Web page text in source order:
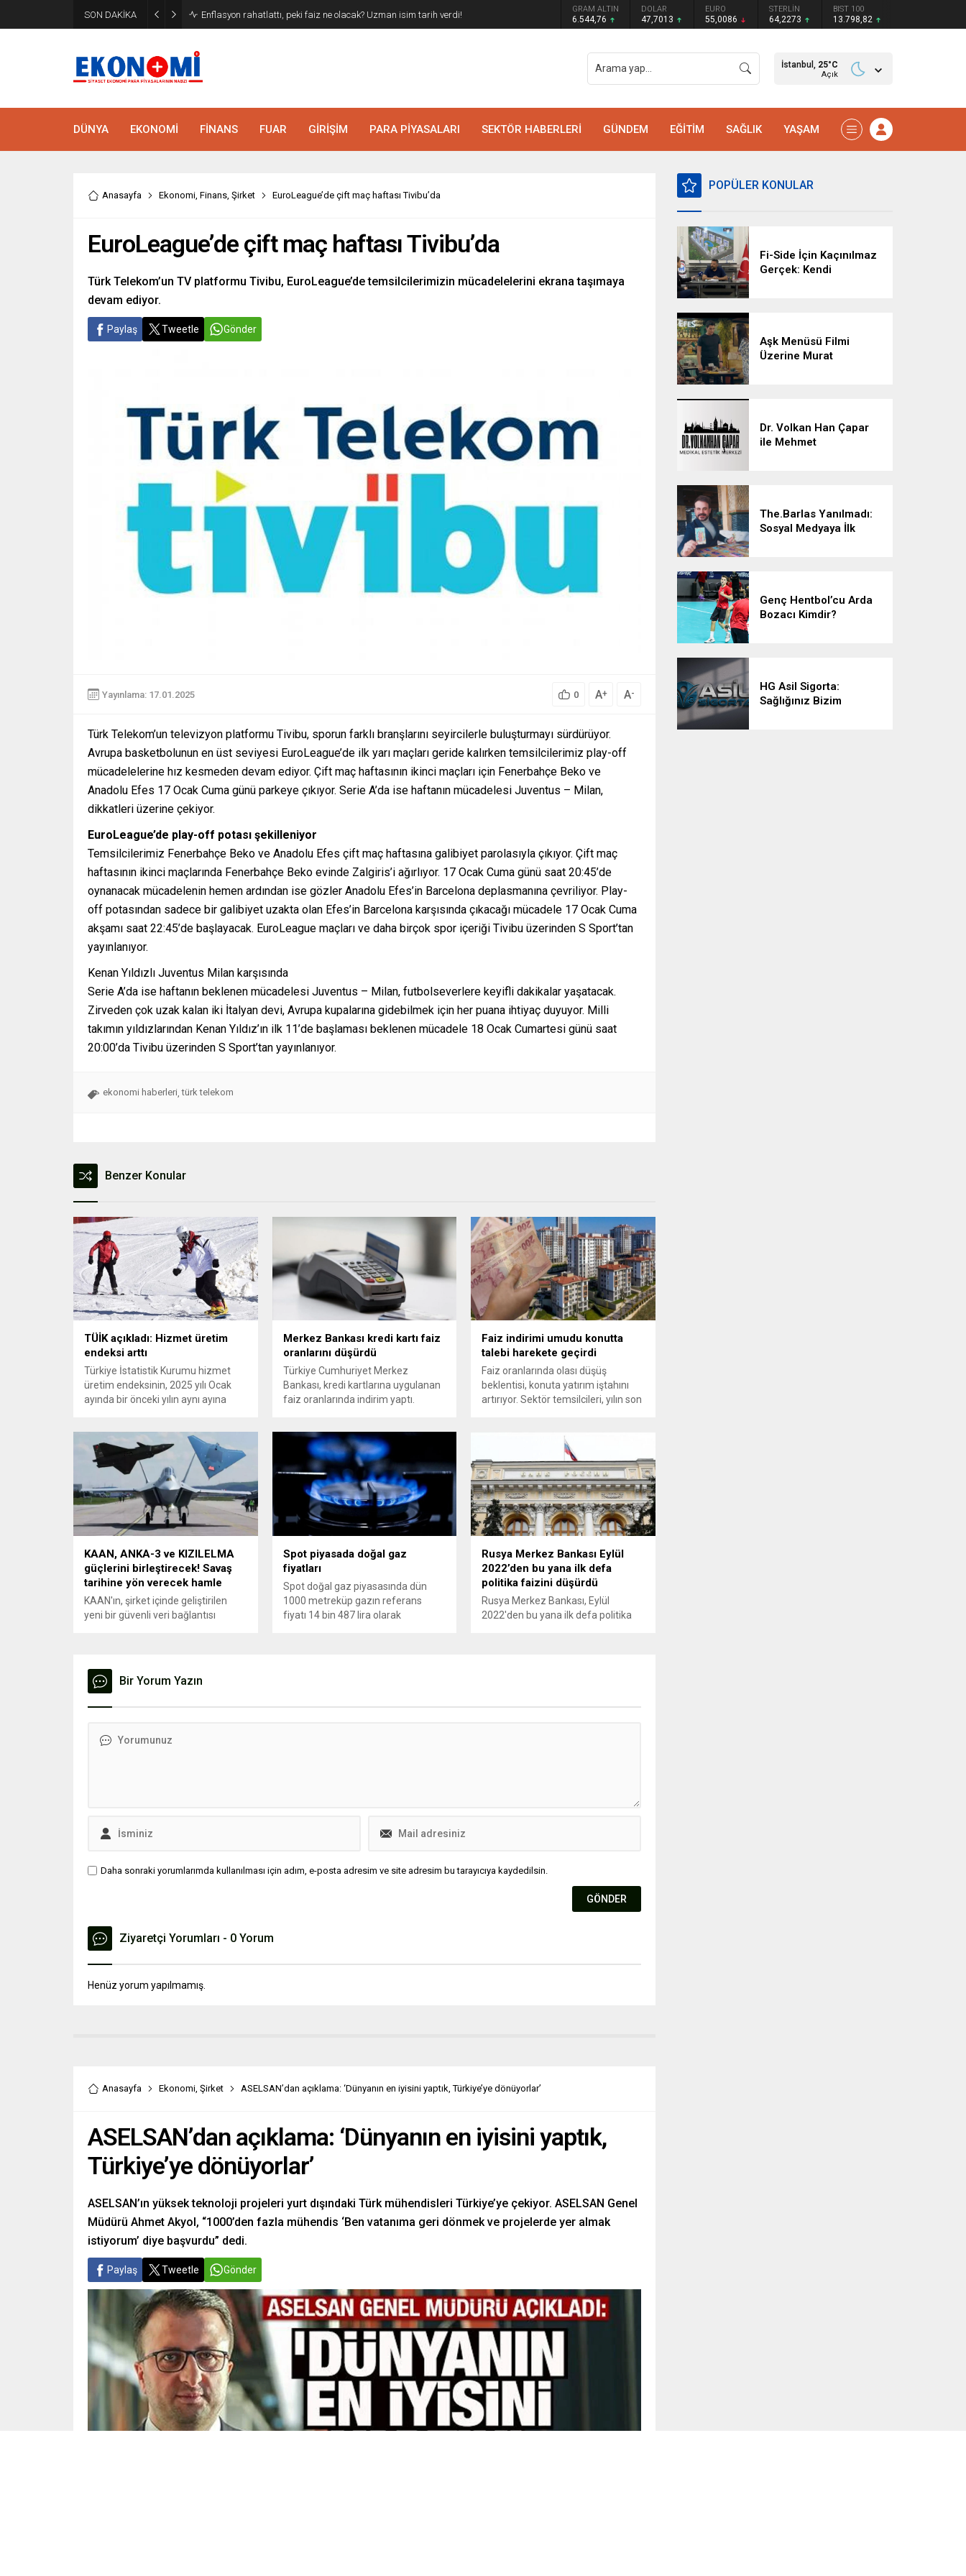
SON DAKİKA Enflasyon rahatlattı, peki faiz ne olacak? Uzman isim tarih verdi! GRAM ALTIN
6.544,76
DOLAR
47,7013
EURO
55,0086
STERLİN
64,2273
BIST 100
13.798,82
İstanbul, 25°C
Açık
DÜNYA EKONOMİ FİNANS FUAR GİRİŞİM PARA PİYASALARI SEKTÖR HABERLERİ GÜNDEM EĞİTİM SAĞLIK YAŞAM
Anasayfa Ekonomi, Finans, Şirket EuroLeague’de çift maç haftası Tivibu’da
EuroLeague’de çift maç haftası Tivibu’da
Türk Telekom’un TV platformu Tivibu, EuroLeague’de temsilcilerimizin mücadelelerini ekrana taşımaya
devam ediyor.
Paylaş Tweetle Gönder
Yayınlama: 17.01.2025 0 A+ A-
Türk Telekom’un televizyon platformu Tivibu, sporun farklı branşlarını seyircilerle buluşturmayı sürdürüyor.
Avrupa basketbolunun en üst seviyesi EuroLeague’de ilk yarı maçları geride kalırken temsilcilerimiz play-off
mücadelelerine hız kesmeden devam ediyor. Çift maç haftasının ikinci maçları için Fenerbahçe Beko ve
Anadolu Efes 17 Ocak Cuma günü parkeye çıkıyor. Serie A’da ise haftanın mücadelesi Juventus – Milan,
dikkatleri üzerine çekiyor.
EuroLeague’de play-off potası şekilleniyor
Temsilcilerimiz Fenerbahçe Beko ve Anadolu Efes çift maç haftasına galibiyet parolasıyla çıkıyor. Çift maç
haftasının ikinci maçlarında Fenerbahçe Beko evinde Zalgiris’i ağırlıyor. 17 Ocak Cuma günü saat 20:45’de
oynanacak mücadelenin hemen ardından ise gözler Anadolu Efes’in Barcelona deplasmanına çevriliyor. Play-
off potasından sadece bir galibiyet uzakta olan Efes’in Barcelona karşısında çıkacağı mücadele 17 Ocak Cuma
akşamı saat 22:45’de başlayacak. EuroLeague maçları ve daha birçok spor içeriği Tivibu üzerinden S Sport’tan
yayınlanıyor.
Kenan Yıldızlı Juventus Milan karşısında
Serie A’da ise haftanın beklenen mücadelesi Juventus – Milan, futbolseverlere keyifli dakikalar yaşatacak.
Zirveden çok uzak kalan iki İtalyan devi, Avrupa kupalarına gidebilmek için her puana ihtiyaç duyuyor. Milli
takımın yıldızlarından Kenan Yıldız’ın ilk 11’de başlaması beklenen mücadele 18 Ocak Cumartesi günü saat
20:00’da Tivibu üzerinden S Sport’tan yayınlanıyor.
ekonomi haberleri,türk telekom
Benzer Konular
TÜİK açıkladı: Hizmet üretim
endeksi arttı
Türkiye İstatistik Kurumu hizmet
üretim endeksinin, 2025 yılı Ocak
ayında bir önceki yılın aynı ayına
Merkez Bankası kredi kartı faiz
oranlarını düşürdü
Türkiye Cumhuriyet Merkez
Bankası, kredi kartlarına uygulanan
faiz oranlarında indirim yaptı.
Faiz indirimi umudu konutta
talebi harekete geçirdi
Faiz oranlarında olası düşüş
beklentisi, konuta yatırım iştahını
artırıyor. Sektör temsilcileri, yılın son
seviyede kapanabileceğini
öngörüyor.
KAAN, ANKA-3 ve KIZILELMA
güçlerini birleştirecek! Savaş
tarihine yön verecek hamle
KAAN'ın, şirket içinde geliştirilen
yeni bir güvenli veri bağlantısı
gerçek zamanlı olarak iletişim
kuracağı ifade edildi.
Spot piyasada doğal gaz
fiyatları
Spot doğal gaz piyasasında dün
1000 metreküp gazın referans
fiyatı 14 bin 487 lira olarak
Rusya Merkez Bankası Eylül
2022’den bu yana ilk defa
politika faizini düşürdü
Rusya Merkez Bankası, Eylül
2022'den bu yana ilk defa politika
Bir Yorum Yazın
Daha sonraki yorumlarımda kullanılması için adım, e-posta adresim ve site adresim bu tarayıcıya kaydedilsin.
Ziyaretçi Yorumları - 0 Yorum
Henüz yorum yapılmamış.
Anasayfa Ekonomi Şirket ASELSAN’dan açıklama: ‘Dünyanın en iyisini yaptık, Türkiye’ye dönüyorlar’
ASELSAN’dan açıklama: ‘Dünyanın en iyisini yaptık,
Türkiye’ye dönüyorlar’
ASELSAN’ın yüksek teknoloji projeleri yurt dışındaki Türk mühendisleri Türkiye’ye çekiyor. ASELSAN Genel
Müdürü Ahmet Akyol, “1000’den fazla mühendis ‘Ben vatanıma geri dönmek ve projelerde yer almak
istiyorum’ diye başvurdu” dedi.
Paylaş Tweetle Gönder
POPÜLER KONULAR
Fi-Side İçin Kaçınılmaz
Gerçek: Kendi
Aşk Menüsü Filmi
Üzerine Murat
Dr. Volkan Han Çapar
ile Mehmet
The.Barlas Yanılmadı:
Sosyal Medyaya İlk
Genç Hentbol’cu Arda
Bozacı Kimdir?
HG Asil Sigorta:
Sağlığınız Bizim